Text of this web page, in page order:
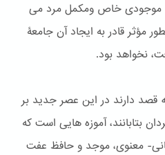
موجودی خاص ومكمل مرد می
مؤثر قادر به ایجاد آن جامعۀ
نخواهد بود.
قصد دارند در این عصر جدید بر
بتابانند، آموزه هایی است که
معنوی، موجد و حافظ عفت